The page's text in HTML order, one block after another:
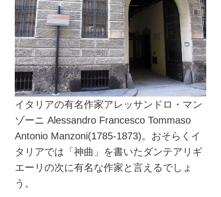
イタリアの有名作家アレッサンドロ・マン
ゾーニ Alessandro Francesco Tommaso
Antonio Manzoni(1785-1873)。おそらくイ
タリアでは「神曲」を書いたダンテアリギ
エーリの次に有名な作家と言えるでしょ
う。